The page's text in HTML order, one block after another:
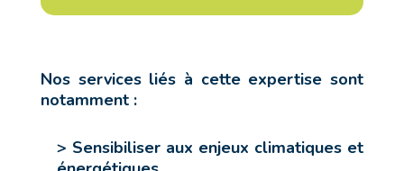
Nos services liés à cette expertise sont
notamment :
> Sensibiliser aux enjeux climatiques et